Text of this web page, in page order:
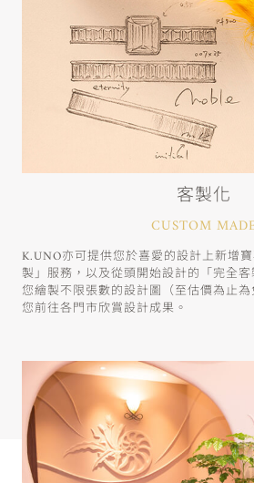
客製化
CUSTOM
K.UNO亦可提供您於喜愛的設計上新增
製」服務，以及從頭開始設計的「完全
您繪製不限張數的設計圖（至估價為止
您前往各門市欣賞設計成果。